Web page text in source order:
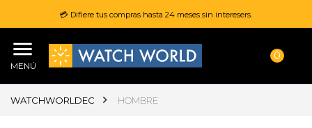
💳 Difiere tus compras hasta 24 meses sin interesers.
MENÚ
0
WATCHWORLDEC HOMBRE